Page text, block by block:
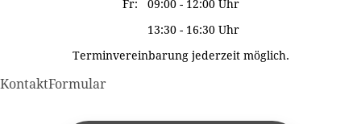
Fr: 09:00 - 12:00 Uhr
13:30 - 16:30 Uhr
Terminvereinbarung jederzeit möglich.
KontaktFormular